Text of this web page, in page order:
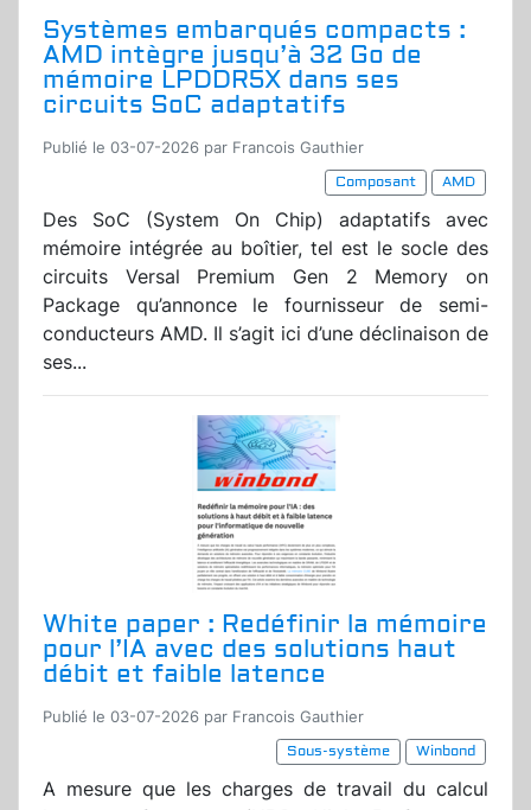
Systèmes embarqués compacts :
AMD intègre jusqu’à 32 Go de
mémoire LPDDR5X dans ses
circuits SoC adaptatifs
Publié le 03-07-2026 par Francois Gauthier
Composant
AMD
Des SoC (System On Chip) adaptatifs avec
mémoire intégrée au boîtier, tel est le socle des
circuits Versal Premium Gen 2 Memory on
Package qu’annonce le fournisseur de semi-
conducteurs AMD. Il s’agit ici d’une déclinaison de
ses...
White paper : Redéfinir la mémoire
pour l’IA avec des solutions haut
débit et faible latence
Publié le 03-07-2026 par Francois Gauthier
Sous-système
Winbond
A mesure que les charges de travail du calcul